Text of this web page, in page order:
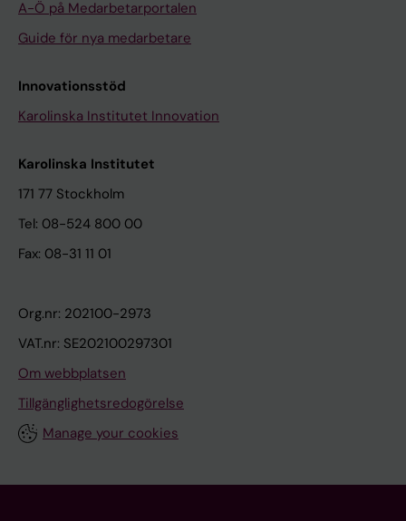
A-Ö på Medarbetarportalen
Guide för nya medarbetare
Innovationsstöd
Karolinska Institutet Innovation
Karolinska Institutet
171 77 Stockholm
Tel: 08-524 800 00
Fax: 08-31 11 01
Org.nr: 202100-2973
VAT.nr: SE202100297301
Om webbplatsen
Tillgänglighetsredogörelse
Manage your cookies